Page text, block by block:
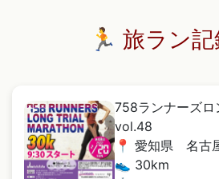
🏃 旅ラン
758ランナーズロ
vol.48
📍 愛知県 名古
👟 30km